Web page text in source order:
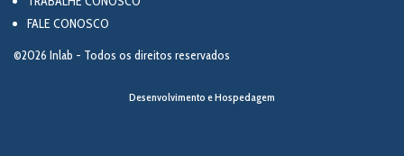
FALE CONOSCO
©2026 Inlab - Todos os direitos reservados
Desenvolvimento e Hospedagem